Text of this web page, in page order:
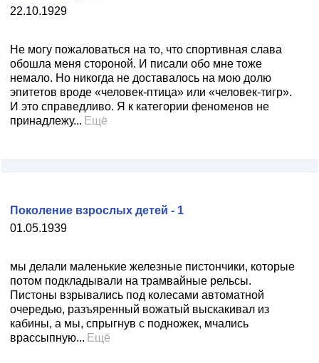
22.10.1929
Не могу пожаловаться на то, что спортивная слава
обошла меня стороной. И писали обо мне тоже
немало. Но никогда не доставалось на мою долю
эпитетов вроде «человек-птица» или «человек-тигр».
И это справедливо. Я к категории феноменов не
принадлежу... Ещё
01.05.1939
Поколение взрослых детей - 1
мы делали маленькие железные пистончики, которые
потом подкладывали на трамвайные рельсы.
Пистоны взрывались под колесами автоматной
очередью, разъяренный вожатый выскакивал из
кабины, а мы, спрыгнув с подножек, мчались
врассыпную... Ещё